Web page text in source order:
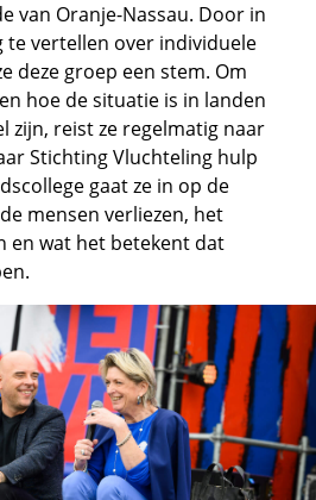
van Oranje-Nassau. Door in
te vertellen over individuele
deze groep een stem. Om
hoe de situatie is in landen
zijn, reist ze regelmatig naar
Stichting Vluchteling hulp
gaat ze in op de
mensen verliezen, het
en wat het betekent dat